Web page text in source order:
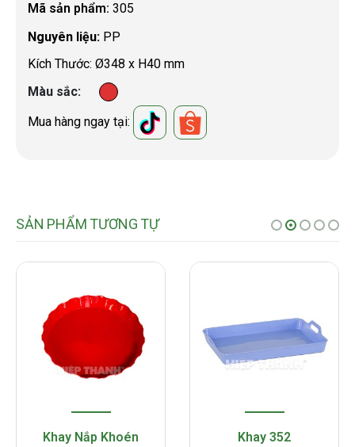
Mã sản phẩm: 305
Nguyên liệu: PP
Kích Thước: Ø348 x H40 mm
Màu sắc
Mua hàng ngay tại:
SẢN PHẨM TƯƠNG TỰ
Khay Nắp Khoén Khay 352